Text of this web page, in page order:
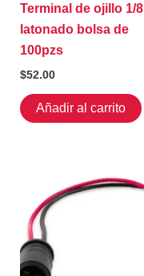
Terminal de ojillo 1/8
latonado bolsa de
100pzs
$52.00
Añadir al carrito